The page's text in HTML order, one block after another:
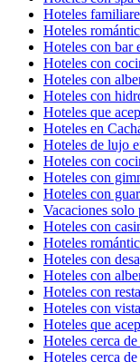
Hoteles
Hoteles
Hoteles con bar
Hoteles con
Hoteles con
Hoteles con
Hoteles que
Hoteles en
Hoteles de lujo
Hoteles con
Hoteles con
Hoteles con
Vacaciones
Hoteles con
Hoteles
Hoteles con
Hoteles con
Hoteles con
Hoteles con
Hoteles que
Hoteles cerca
Hoteles cerca